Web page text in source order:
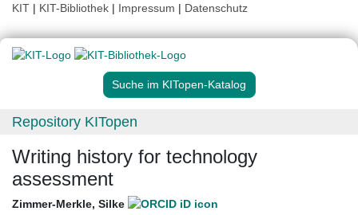
KIT | KIT-Bibliothek | Impressum | Datenschutz
Suche im KITopen-Katalog
Repository KITopen
Writing history for technology
assessment
Zimmer-Merkle, Silke